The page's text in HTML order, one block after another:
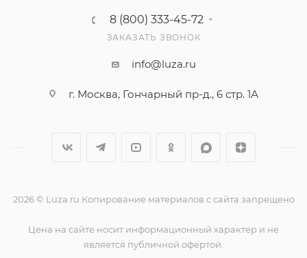
8 (800) 333-45-72
ЗАКАЗАТЬ ЗВОНОК
info@luza.ru
г. Москва, Гончарный пр-д., 6 стр. 1А
2026 © Luza.ru Копирование материалов с сайта запрещено
Цена на сайте носит информационный характер и не
является публичной офертой.